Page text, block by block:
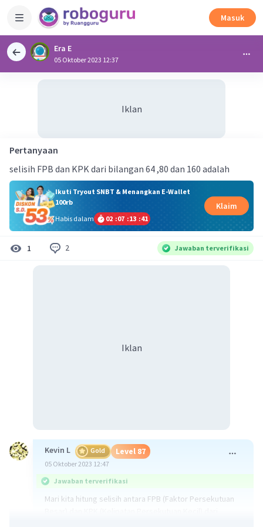
Masuk
Era E
05 Oktober 2023 12:37
Iklan
Pertanyaan
selisih FPB dan KPK dari bilangan 64 ,80 dan 160 adalah
Ikuti Tryout SNBT & Menangkan E-Wallet
100rb
Habis dalam
02 :07 :13 :40
Klaim
1 2 Jawaban terverifikasi
Iklan
Kevin L Gold Level 87
05 Oktober 2023 12:47
Jawaban terverifikasi
Mari kita hitung selisih antara FPB (Faktor Persekutuan